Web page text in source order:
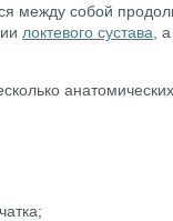
между собой
локтевого сустава ,